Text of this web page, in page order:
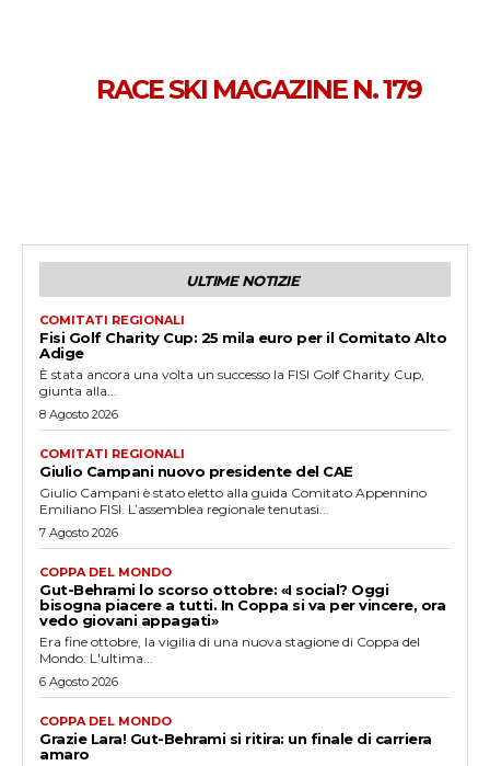
RACE SKI MAGAZINE N. 179
ULTIME NOTIZIE
COMITATI REGIONALI
Fisi Golf Charity Cup: 25 mila euro per il Comitato Alto
Adige
È stata ancora una volta un successo la FISI Golf Charity Cup,
giunta alla...
8 Agosto 2026
COMITATI REGIONALI
Giulio Campani nuovo presidente del CAE
Giulio Campani è stato eletto alla guida Comitato Appennino
Emiliano FISI. L’assemblea regionale tenutasi...
7 Agosto 2026
COPPA DEL MONDO
Gut-Behrami lo scorso ottobre: «I social? Oggi
bisogna piacere a tutti. In Coppa si va per vincere, ora
vedo giovani appagati»
Era fine ottobre, la vigilia di una nuova stagione di Coppa del
Mondo. L'ultima...
6 Agosto 2026
COPPA DEL MONDO
Grazie Lara! Gut-Behrami si ritira: un finale di carriera
amaro